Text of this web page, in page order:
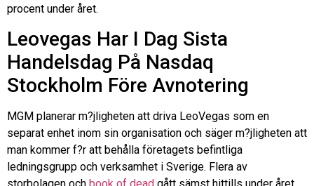
procent under året.
Leovegas Har I Dag Sista
Handelsdag På Nasdaq
Stockholm Före Avnotering
MGM planerar m?jligheten att driva LeoVegas som en
separat enhet inom sin organisation och säger m?jligheten att
man kommer f?r att behålla företagets befintliga
ledningsgrupp och verksamhet i Sverige. Flera av